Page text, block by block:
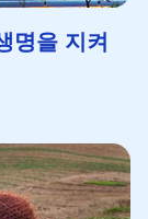
명을 지켜